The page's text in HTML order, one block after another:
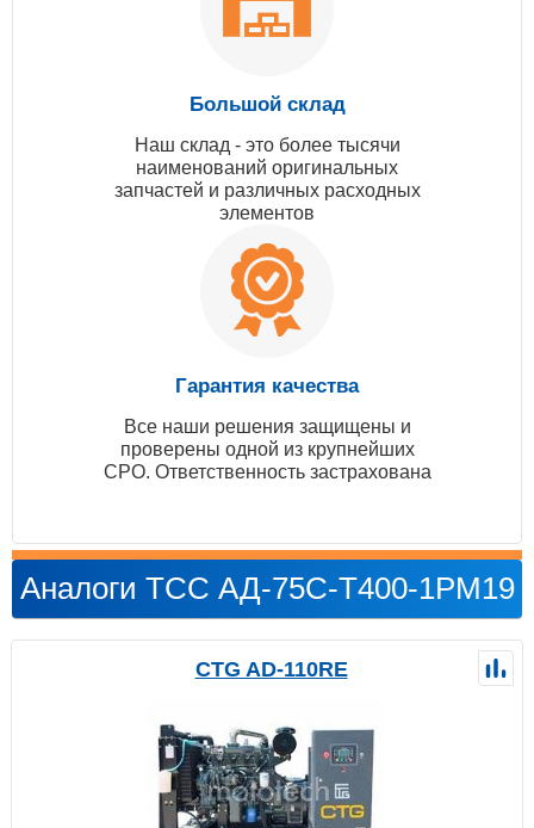
Большой склад
Наш склад - это более тысячи
наименований оригинальных
запчастей и различных расходных
элементов
Гарантия качества
Все наши решения защищены и
проверены одной из крупнейших
СРО. Ответственность застрахована
Аналоги ТСС АД-75С-Т400-1РМ19
CTG AD-110RE